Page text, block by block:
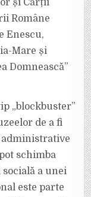
și Cărții
Române
Enescu,
Mare și
Domnească”
„blockbuster”
de a fi
schimba
a unei
este parte